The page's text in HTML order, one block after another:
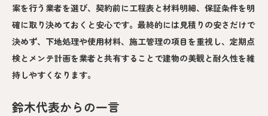
案を行う業者を選び、契約前に工程表と材料明細、保証条件を明
確に取り決めておくと安心です。最終的には見積りの安さだけで
決めず、下地処理や使用材料、施工管理の項目を重視し、定期点
検とメンテ計画を業者と共有することで建物の美観と耐久性を維
持しやすくなります。
鈴木代表からの一言